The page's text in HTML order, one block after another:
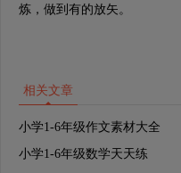
炼，做到有的放矢。
相关文章
小学1-6年级作文素材大全
小学1-6年级数学天天练